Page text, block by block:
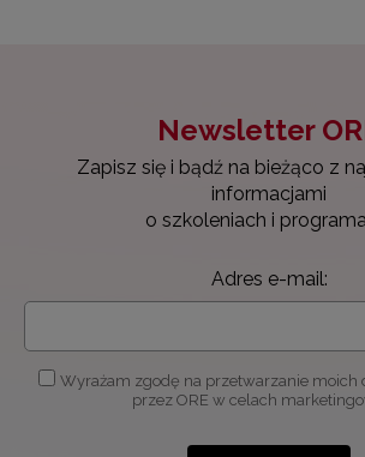
Newsletter
Zapisz się i bądź na bieżąco z
informacjami
o szkoleniach i
Adres e-mail:
Wyrażam zgodę na przetwarzanie moich
przez ORE w celach